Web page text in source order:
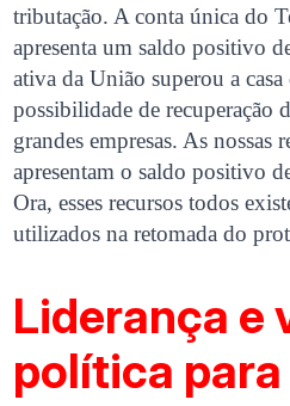
tributação. A conta única do
apresenta um saldo positivo
ativa da União superou a
possibilidade de recuperação
grandes empresas. As nossas
apresentam o saldo positivo
Ora, esses recursos todos
utilizados na retomada do
Liderança e
política